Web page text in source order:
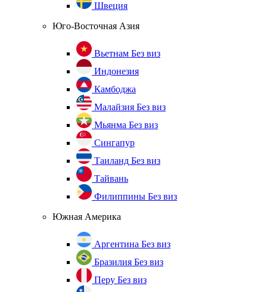
Швеция
Юго-Восточная Азия
Вьетнам Без виз
Индонезия
Камбоджа
Малайзия Без виз
Мьянма Без виз
Сингапур
Таиланд Без виз
Тайвань
Филиппины Без виз
Южная Америка
Аргентина Без виз
Бразилия Без виз
Перу Без виз